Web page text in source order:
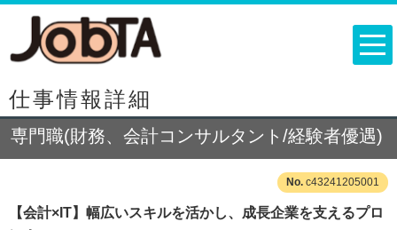
仕事情報詳細
専門職(財務、会計コンサルタント/経験者優遇)
c43241205001
【会計×IT】幅広いスキルを活かし、成長企業を支えるプロ